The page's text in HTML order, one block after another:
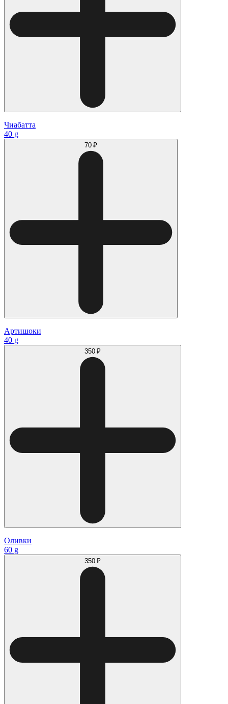
Чиабатта
40 g
70 ₽
Артишоки
40 g
350 ₽
Оливки
60 g
350 ₽